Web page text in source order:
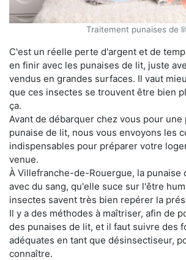
Traitement punaises de
C'est un réelle perte d'argent et de
en finir avec les punaises de lit, juste
vendus en grandes surfaces. Il vaut
que ces insectes se trouvent être bien
ça.
Avant de débarquer chez vous pour une
punaise de lit, nous vous envoyons les
indispensables pour préparer votre
venue.
À Villefranche-de-Rouergue, la punaise
avec du sang, qu'elle suce sur l'être
insectes savent très bien repérer la
Il y a des méthodes à maîtriser, afin de
des punaises de lit, et il faut suivre des
adéquates en tant que désinsectiseur,
connaître.